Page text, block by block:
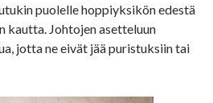
puolelle hoppiyksikön edestä
kautta. Johtojen asetteluun
jotta ne eivät jää puristuksiin tai